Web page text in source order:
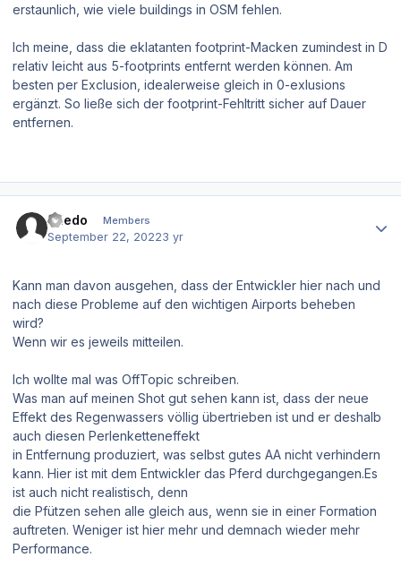
erstaunlich, wie viele buildings in OSM fehlen.
Ich meine, dass die eklatanten footprint-Macken zumindest in D
relativ leicht aus 5-footprints entfernt werden können. Am
besten per Exclusion, idealerweise gleich in 0-exlusions
ergänzt. So ließe sich der footprint-Fehltritt sicher auf Dauer
entfernen.
toledo Members
September 22, 20223 yr
Kann man davon ausgehen, dass der Entwickler hier nach und
nach diese Probleme auf den wichtigen Airports beheben
wird?
Wenn wir es jeweils mitteilen.
Ich wollte mal was OffTopic schreiben.
Was man auf meinen Shot gut sehen kann ist, dass der neue
Effekt des Regenwassers völlig übertrieben ist und er deshalb
auch diesen Perlenketteneffekt
in Entfernung produziert, was selbst gutes AA nicht verhindern
kann. Hier ist mit dem Entwickler das Pferd durchgegangen.Es
ist auch nicht realistisch, denn
die Pfützen sehen alle gleich aus, wenn sie in einer Formation
auftreten. Weniger ist hier mehr und demnach wieder mehr
Performance.